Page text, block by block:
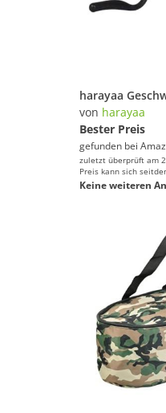
von harayaa
Bester Preis
gefunden bei
zuletzt überprüft am
Preis kann sich
Keine weiteren